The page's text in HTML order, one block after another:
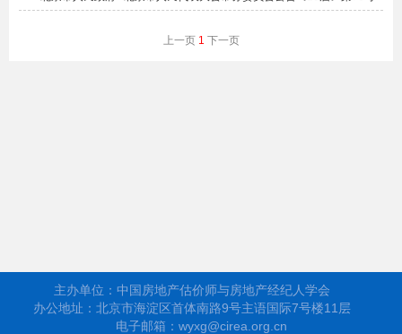
上一页 1 下一页
主办单位：中国房地产估价师与房地产经纪人学会
办公地址：北京市海淀区首体南路9号主语国际7号楼11层
电子邮箱：wyxg@cirea.org.cn